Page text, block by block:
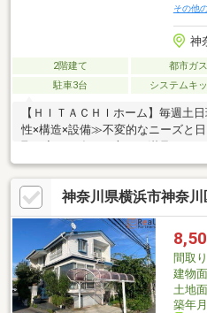
その他
神
2階建て 都市ガス
駐車3台
システムキ
【ＨＩＴＡＣＨＩホーム】毎週土
性×構造×設備≫不変的なニーズと日
かたちに寄り添う、眺望の家～■子
婦暮らしにもフィットする間取り■
いを望む眺望■地下車庫6台分、エ
備■教育・医療・公園が整う、安心
通勤・通学にも便利な立地
神奈川県横浜市神奈
間取り
建物
土地
築年月